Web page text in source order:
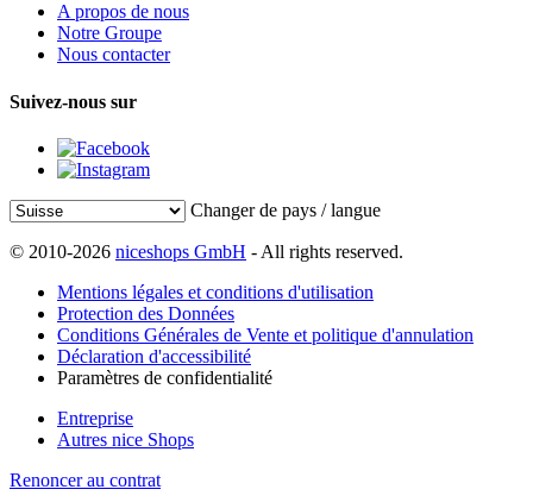
A propos de nous
Notre Groupe
Nous contacter
Suivez-nous sur
Changer de pays / langue
© 2010-2026 niceshops GmbH - All rights reserved.
Mentions légales et conditions d'utilisation
Protection des Données
Conditions Générales de Vente et politique d'annulation
Déclaration d'accessibilité
Paramètres de confidentialité
Entreprise
Autres nice Shops
Renoncer au contrat